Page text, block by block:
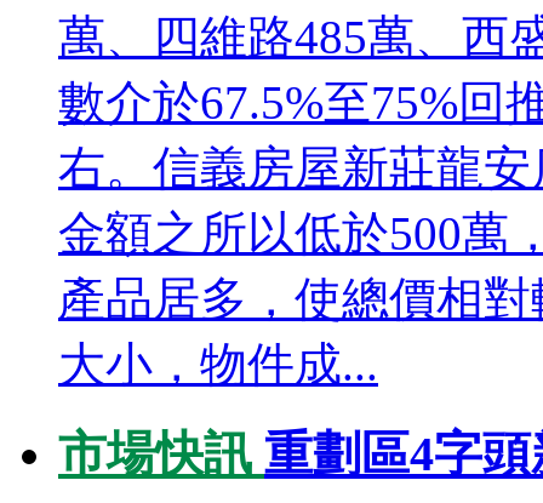
萬、四維路485萬、西
數介於67.5%至75%回
右。信義房屋新莊龍
金額之所以低於500萬
產品居多，使總價相
大小，物件成...
市場快訊 重劃區4字